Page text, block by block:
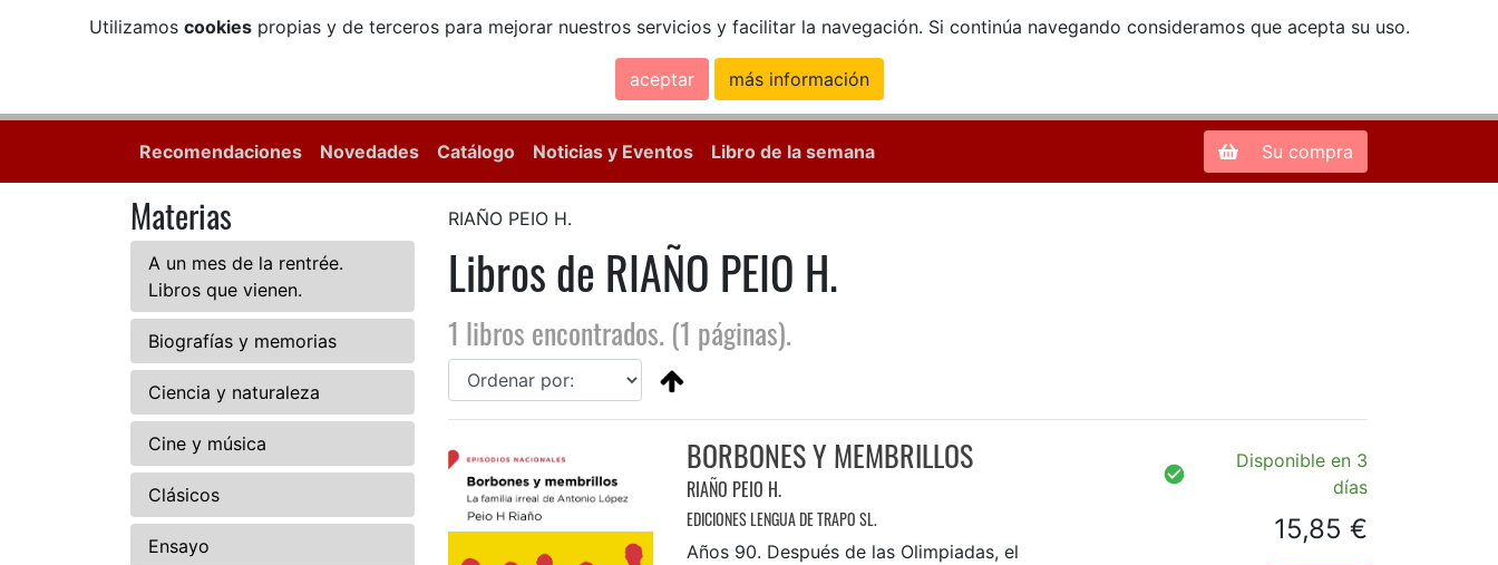
Utilizamos cookiespropias y de terceros para mejorar nuestros servicios y facilitar la navegación. Si continúa navegando consideramos que acepta su uso.
aceptar más información
Zona de Clientes
Recomendaciones Novedades Catálogo Noticias y Eventos Libro de la semana Su compra
Materias
A un mes de la rentrée.
Libros que vienen.
Biografías y memorias
Ciencia y naturaleza
Cine y música
Clásicos
Ensayo
RIAÑO PEIO H.
Libros de RIAÑO PEIO H.
1 libros encontrados. (1 páginas).
BORBONES Y MEMBRILLOS
RIAÑO PEIO H.
EDICIONES LENGUA DE TRAPO SL.
Años 90. Después de las Olimpiadas, el
Disponible en 3
días
15,85 €